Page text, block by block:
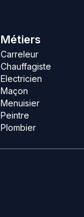
Métiers
Carreleur
Chauffagiste
Electricien
Maçon
Menuisier
Peintre
Plombier